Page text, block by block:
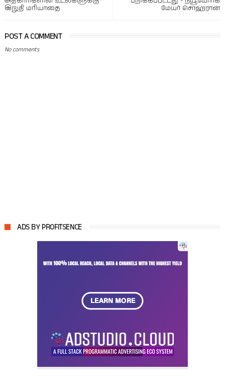
மேயர் சொஹ்ரான்
இறுதி மரியாதை
POST A COMMENT
No comments
ADS BY PROFITSENCE